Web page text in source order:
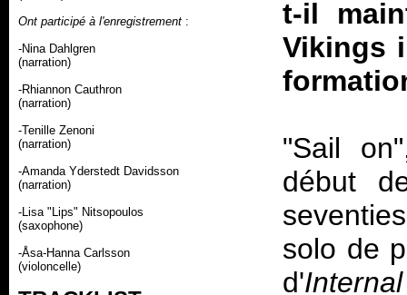
Ont participé à l'enregistrement :
-Nina Dahlgren
(narration)
-Rhiannon Cauthron
(narration)
-Tenille Zenoni
(narration)
-Amanda Yderstedt Davidsson
(narration)
-Lisa "Lips" Nitsopoulos
(saxophone)
-Åsa-Hanna Carlsson
(violoncelle)
t-il
Vikings
"Sail
début
solo de
d'